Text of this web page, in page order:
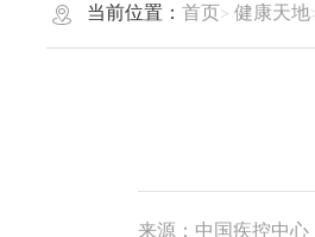
当前位置：首页 健康天地
来源：中国疾控中心